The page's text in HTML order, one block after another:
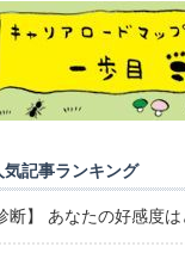
記事ランキング
断】 あなたの好感度